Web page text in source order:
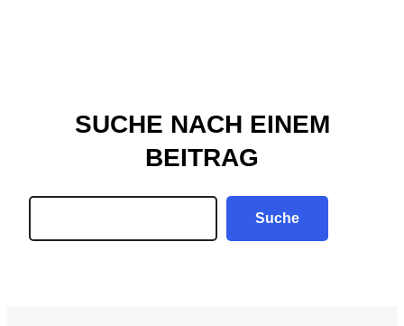
SUCHE NACH EINEM
BEITRAG
Search
Suche